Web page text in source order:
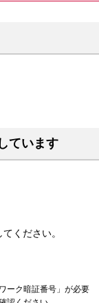
ています
ください。
ーク暗証番号」が必要